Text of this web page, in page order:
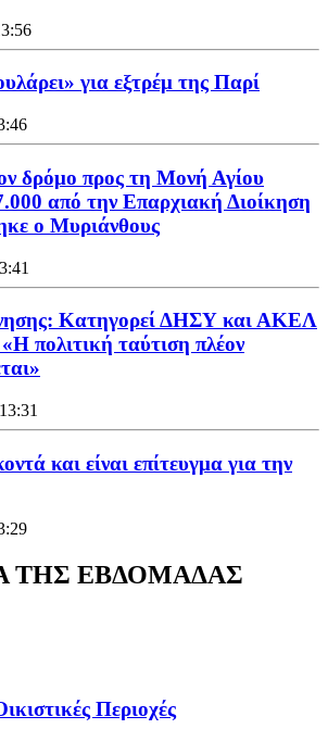
για εξτρέμ της Παρί
δρόμο προς τη Μονή Αγίου
από την Επαρχιακή Διοίκηση
ο Μυριάνθους
Κατηγορεί ΔΗΣΥ και ΑΚΕΛ
πολιτική ταύτιση πλέον
και είναι επίτευγμα για την
ΤΗΣ ΕΒΔΟΜΑΔΑΣ
Περιοχές